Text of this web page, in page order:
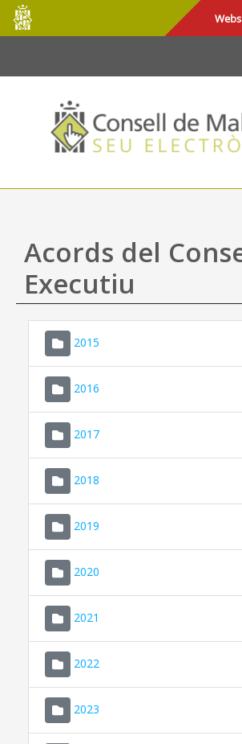
Salta al contingut principal
Consell
de
Mallorca
Acords del
Executiu
2015
2016
2017
2018
2019
2020
2021
2022
2023